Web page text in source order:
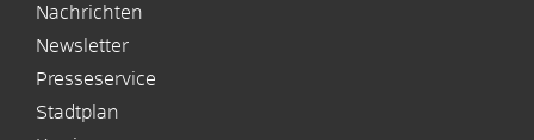
Nachrichten
Newsletter
Presseservice
Stadtplan